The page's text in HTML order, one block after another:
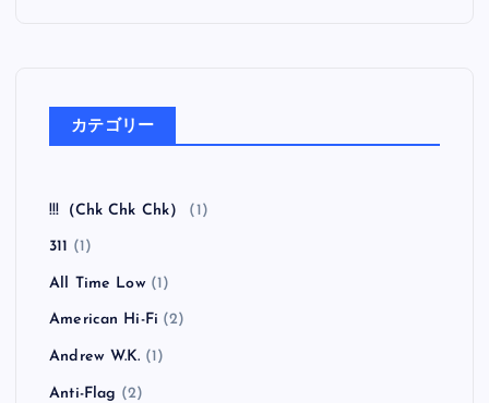
カテゴリー
!!!（Chk Chk Chk） (1)
311 (1)
All Time Low(1)
American Hi-Fi (2)
Andrew W.K. (1)
Anti-Flag (2)